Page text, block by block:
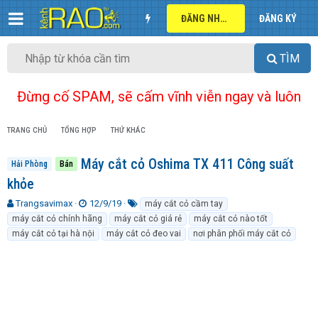
ĐĂNG NHẬP ĐĂNG KÝ
TÌM
Đừng cố SPAM, sẽ cấm vĩnh viễn ngay và luôn
TRANG CHỦ TỔNG HỢP THỨ KHÁC
Hải Phòng Bán
Máy cắt cỏ Oshima TX 411 Công suất
khỏe
T
h
r
e
Trangsavimax
N
g
à
y
12/9/19
ừ
k
h
máy cắt cỏ cầm tay
máy cắt cỏ chính hãng
máy cắt cỏ giá rẻ
máy cắt cỏ nào tốt
máy cắt cỏ tại hà nội
máy cắt cỏ đeo vai nơi phân phối máy cắt cỏ